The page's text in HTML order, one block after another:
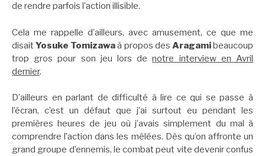
de rendre parfois l’action illisible.
Cela me rappelle d’ailleurs, avec amusement, ce que me
disaitYosuke Tomizawaà propos des Aragamibeaucoup
trop gros pour son jeu lors denotre interview en Avril
dernier.
D’ailleurs en parlant de difficulté à lire ce qui se passe à
l’écran, c’est un défaut que j’ai surtout eu pendant les
premières heures de jeu où j’avais simplement du mal à
comprendre l’action dans les mêlées. Dès qu’on affronte un
grand groupe d’ennemis, le combat peut vite devenir confus